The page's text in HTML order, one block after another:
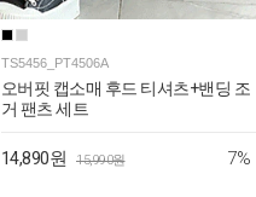
TS5456_PT4506A
오버핏 캡소매 후드 티셔츠+밴딩 조
거 팬츠 세트
14,890원 15,990원 7%